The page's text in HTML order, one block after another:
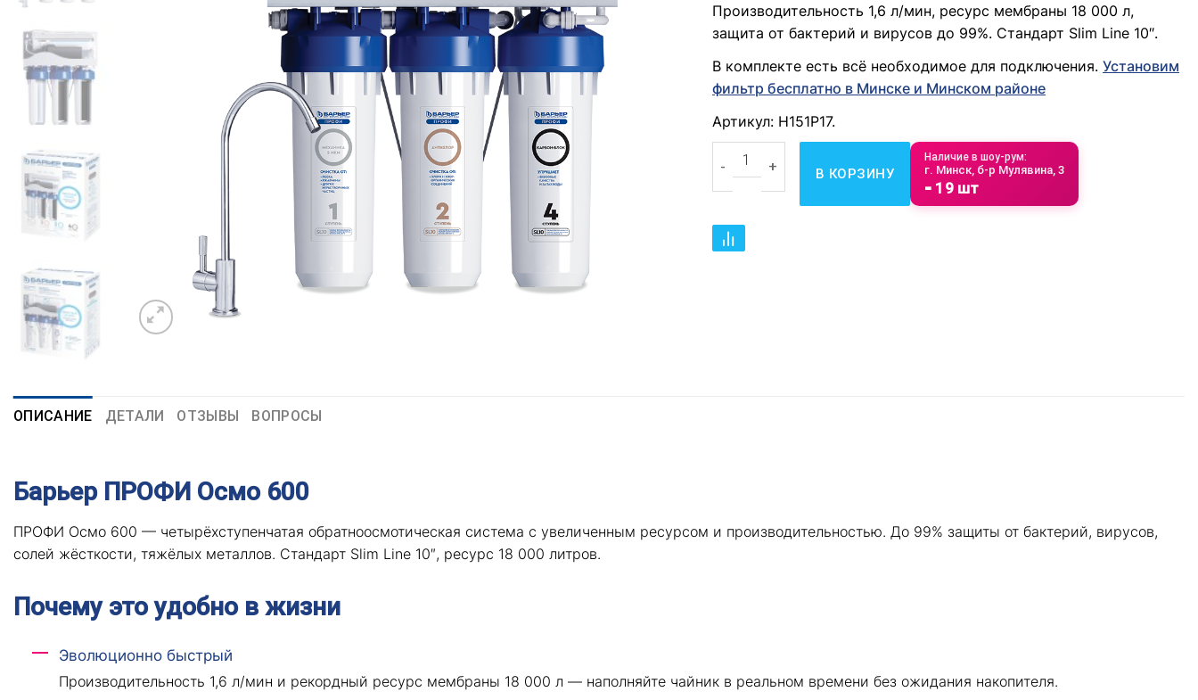
Производительность 1,6 л/мин, ресурс мембраны 18 000 л,
защита от бактерий и вирусов до 99%. Стандарт Slim Line 10″.
В комплекте есть всё необходимое для подключения. Установим
фильтр бесплатно в Минске и Минском районе
Артикул: Н151Р17.
Количество товара Водоочиститель бытовой обратноосмотический
В КОРЗИНУ
Наличие в шоу-рум:
г. Минск, б-р Мулявина, 3
⁃ 19 шт
ОПИСАНИЕ ДЕТАЛИ ОТЗЫВЫ ВОПРОСЫ
Барьер ПРОФИ Осмо 600
ПРОФИ Осмо 600 — четырёхступенчатая обратноосмотическая система с увеличенным ресурсом и производительностью. До 99% защиты от бактерий, вирусов,
солей жёсткости, тяжёлых металлов. Стандарт Slim Line 10″, ресурс 18 000 литров.
Почему это удобно в жизни
Эволюционно быстрый
Производительность 1,6 л/мин и рекордный ресурс мембраны 18 000 л — наполняйте чайник в реальном времени без ожидания накопителя.